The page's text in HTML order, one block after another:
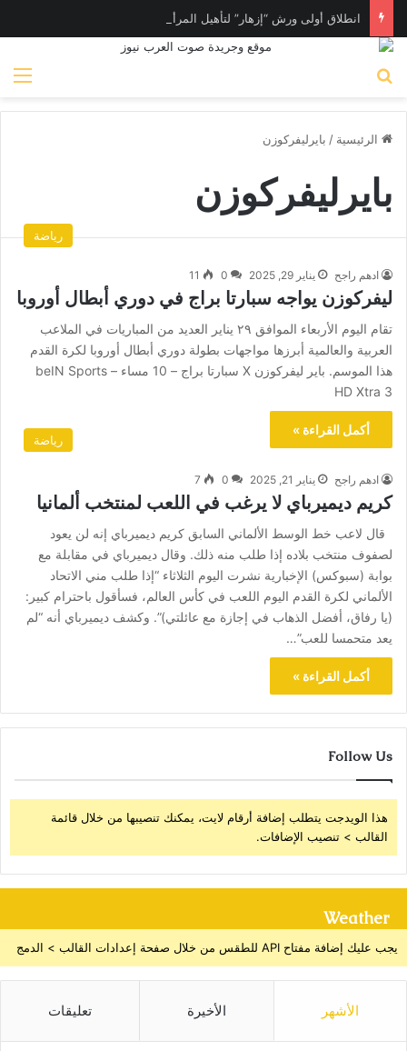
الرئيسية / بايرليفركوزن
بايرليفركوزن
رياضة
ادهم راجح يناير 29, 2025 0
11
ليفركوزن يواجه سبارتا براج في دوري أبطال أوروبا
تقام اليوم الأربعاء الموافق ٢٩ يناير العديد من المباريات في الملاعب
العربية والعالمية أبرزها مواجهات بطولة دوري أبطال أوروبا لكرة القدم
هذا الموسم. باير ليفركوزن X سبارتا براج – 10 مساء – beIN Sports
HD Xtra 3
أكمل القراءة »
رياضة
ادهم راجح يناير 21, 2025 0
7
كريم ديميرباي لا يرغب في اللعب لمنتخب ألمانيا
قال لاعب خط الوسط الألماني السابق كريم ديميرباي إنه لن يعود
لصفوف منتخب بلاده إذا طلب منه ذلك. وقال ديميرباي في مقابلة مع
بوابة (سبوكس) الإخبارية نشرت اليوم الثلاثاء “إذا طلب مني الاتحاد
الألماني لكرة القدم اليوم اللعب في كأس العالم، فسأقول باحترام كبير:
(يا رفاق، أفضل الذهاب في إجازة مع عائلتي)”. وكشف ديميرباي أنه “لم
يعد متحمسا للعب”…
أكمل القراءة »
Follow Us
هذا الويدجت يتطلب إضافة أرقام لايت، يمكنك تنصيبها من خلال قائمة
القالب > تنصيب الإضافات.
Weather
يجب عليك إضافة مفتاح API للطقس من خلال صفحة إعدادات القالب > الدمج
الأشهر الأخيرة تعليقات